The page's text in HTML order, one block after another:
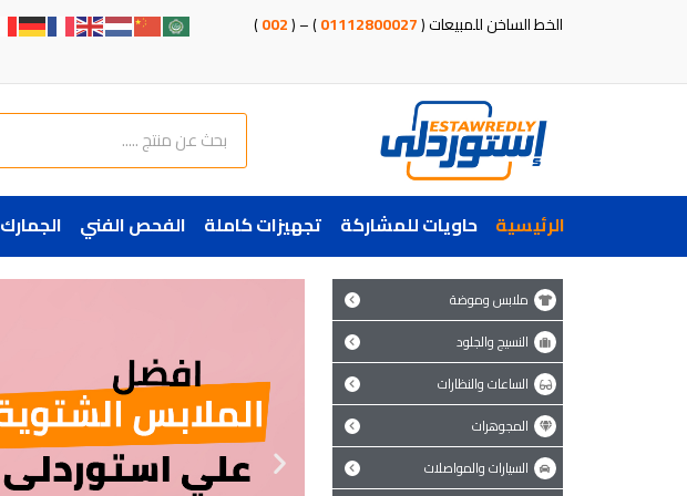
الخط الساخن للمبيعات (01112800027
) – (
002
)
Search
الرئيسية حاويات للمشاركة تجهيزات كاملة الفحص الفني الجمارك
ملابس وموضة
النسيج والجلود
الساعات والنظارات
المجوهرات
السيارات والمواصلات
P